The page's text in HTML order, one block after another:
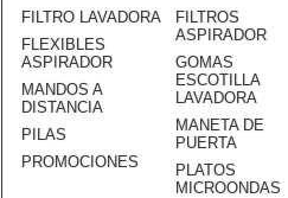
FILTRO LAVADORA
FLEXIBLES
ASPIRADOR
MANDOS A
DISTANCIA
PILAS
PROMOCIONES
FILTROS
ASPIRADOR
GOMAS
ESCOTILLA
LAVADORA
MANETA DE
PUERTA
PLATOS
MICROONDAS